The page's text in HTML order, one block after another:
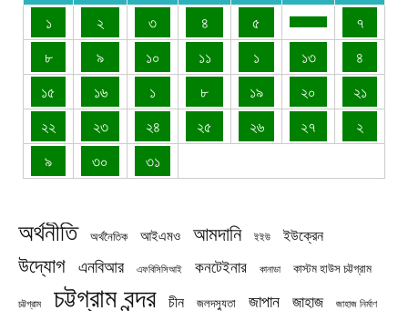
১ ২ ৩ ৪ ৫
৭
৮
৯ ১০ ১১ ১ ১৩
৪
১৫
১৬ ১ ৮ ১৯ ২০
২১
২২
২৩ ২৪ ২৫ ২৬ ২৭
২
৯
৩০ ৩১
অর্থনীতি অর্থনৈতিক আইএমও আমদানি ইইউ ইউক্রেন
উদ্যোগ এনবিআর এফবিসিসিআই কনটেইনার কানাডা কাস্টম হাউস চট্টগ্রাম
চট্টগ্রাম চট্টগ্রাম বন্দর চীন জলদস্যুতা জাপান জাহাজ জাহাজ নির্মাণ